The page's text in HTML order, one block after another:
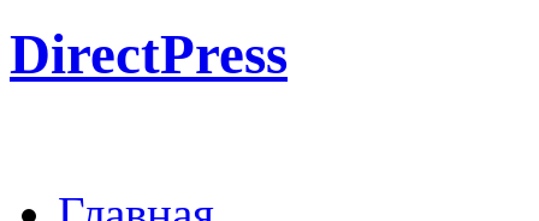
DirectPress